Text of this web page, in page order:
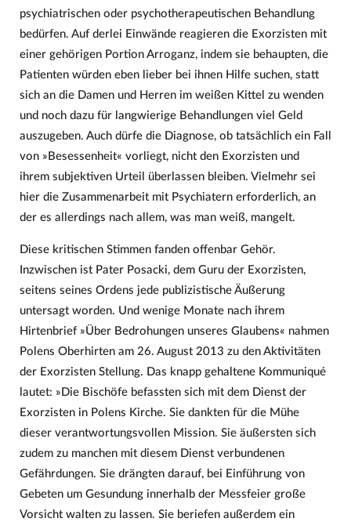
psychiatrischen oder psychotherapeutischen Behandlung
bedürfen. Auf derlei Einwände reagieren die Exorzisten mit
einer gehörigen Portion Arroganz, indem sie behaupten, die
Patienten würden eben lieber bei ihnen Hilfe suchen, statt
sich an die Damen und Herren im weißen Kittel zu wenden
und noch dazu für langwierige Behandlungen viel Geld
auszugeben. Auch dürfe die Diagnose, ob tatsächlich ein Fall
von »Besessenheit« vorliegt, nicht den Exorzisten und
ihrem subjektiven Urteil überlassen bleiben. Vielmehr sei
hier die Zusammenarbeit mit Psychiatern erforderlich, an
der es allerdings nach allem, was man weiß, mangelt.
Diese kritischen Stimmen fanden offenbar Gehör.
Inzwischen ist Pater Posacki, dem Guru der Exorzisten,
seitens seines Ordens jede publizistische Äußerung
untersagt worden. Und wenige Monate nach ihrem
Hirtenbrief »Über Bedrohungen unseres Glaubens« nahmen
Polens Oberhirten am 26. August 2013 zu den Aktivitäten
der Exorzisten Stellung. Das knapp gehaltene Kommuniqué
lautet: »Die Bischöfe befassten sich mit dem Dienst der
Exorzisten in Polens Kirche. Sie dankten für die Mühe
dieser verantwortungsvollen Mission. Sie äußersten sich
zudem zu manchen mit diesem Dienst verbundenen
Gefährdungen. Sie drängten darauf, bei Einführung von
Gebeten um Gesundung innerhalb der Messfeier große
Vorsicht walten zu lassen. Sie beriefen außerdem ein